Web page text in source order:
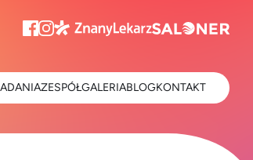
ZESPÓŁGALERIABLOGKONTAKT